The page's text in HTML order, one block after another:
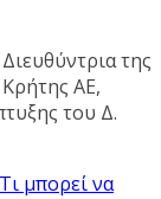
της
Κρήτης ΑΕ,
του Δ.